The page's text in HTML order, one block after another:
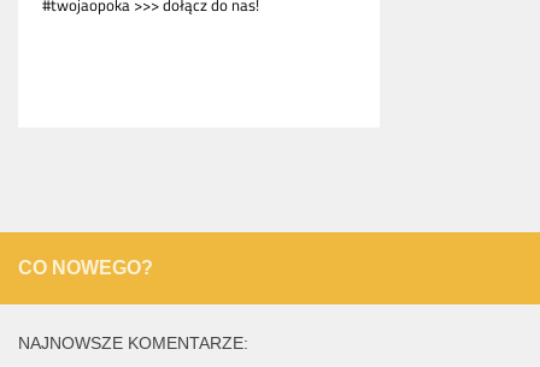
CO NOWEGO?
NAJNOWSZE KOMENTARZE: